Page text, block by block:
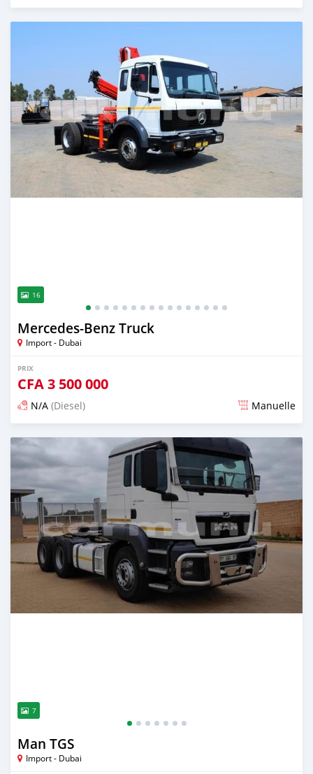
Publié il y a plus de 2 ans
16
Mercedes‒Benz Truck
Import - Dubai
PRIX
CFA3 500 000
N/A (Diesel) Manuelle
Publié il y a plus de 2 ans
7
Man TGS
Import - Dubai